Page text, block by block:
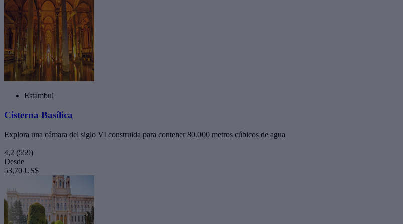
Estambul
Cisterna Basílica
Explora una cámara del siglo VI construida para contener 80.000 metros cúbicos de agua
4,2 (559)
Desde
53,70 US$